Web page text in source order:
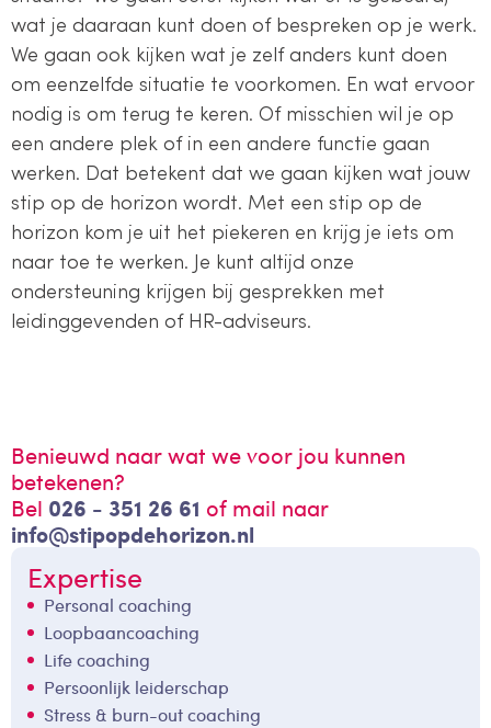
Expertise
Personal coaching
Loopbaancoaching
Life coaching
Persoonlijk leiderschap
Stress & burn-out coaching
wat je daaraan kunt doen of bespreken op je werk.
We gaan ook kijken wat je zelf anders kunt doen
om eenzelfde situatie te voorkomen. En wat ervoor
nodig is om terug te keren. Of misschien wil je op
een andere plek of in een andere functie gaan
werken. Dat betekent dat we gaan kijken wat jouw
stip op de horizon wordt. Met een stip op de
horizon kom je uit het piekeren en krijg je iets om
naar toe te werken. Je kunt altijd onze
ondersteuning krijgen bij gesprekken met
leidinggevenden of HR-adviseurs.
Benieuwd naar wat we voor jou kunnen
betekenen?
Bel 026 - 351 26 61 of mail naar
info@stipopdehorizon.nl